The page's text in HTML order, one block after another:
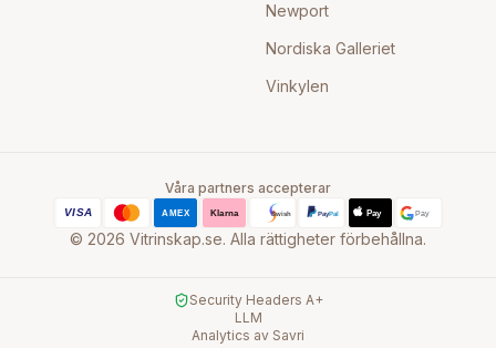
Newport
Nordiska Galleriet
Vinkylen
Våra partners accepterar
© 2026 Vitrinskap.se. Alla rättigheter förbehållna.
Security Headers A+
LLM
Analytics av Savri